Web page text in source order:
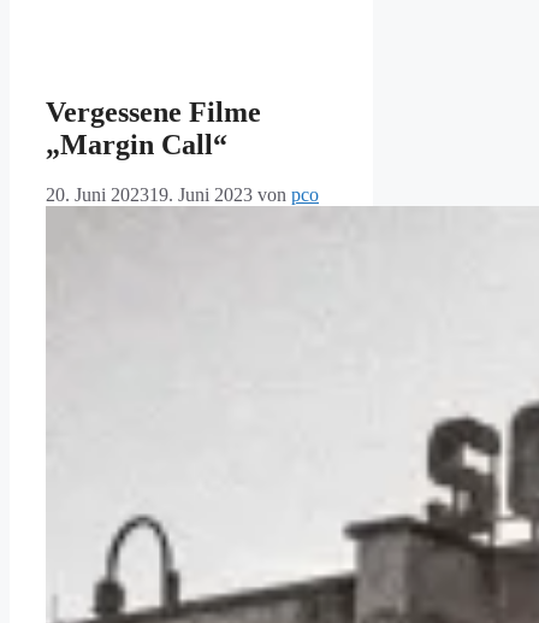
Vergessene Filme
„Margin Call“
20. Juni 202319. Juni 2023 von pco